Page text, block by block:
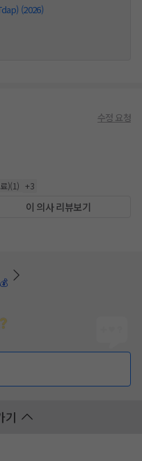
(2026)
수정 요청
)(1) +3
이 의사 리뷰보기
기